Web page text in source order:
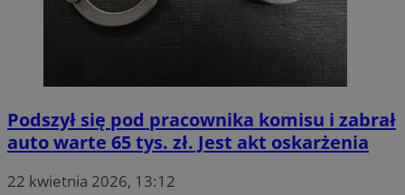
Podszył się pod pracownika komisu i zabrał
auto warte 65 tys. zł. Jest akt oskarżenia
22 kwietnia 2026, 13:12